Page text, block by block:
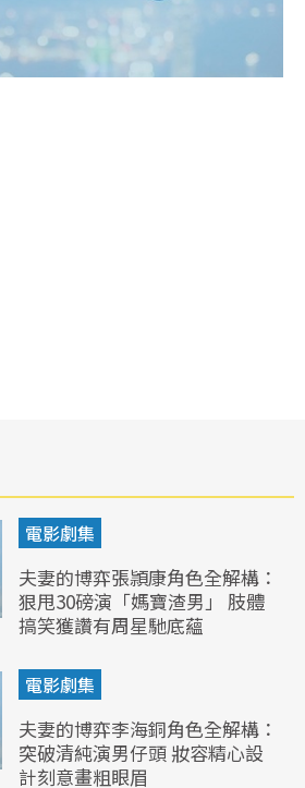
電影劇集
夫妻的博弈張頴康角色全解構：
狠甩30磅演「媽寶渣男」 肢體
搞笑獲讚有周星馳底蘊
電影劇集
夫妻的博弈李海銅角色全解構：
突破清純演男仔頭 妝容精心設
計刻意畫粗眼眉